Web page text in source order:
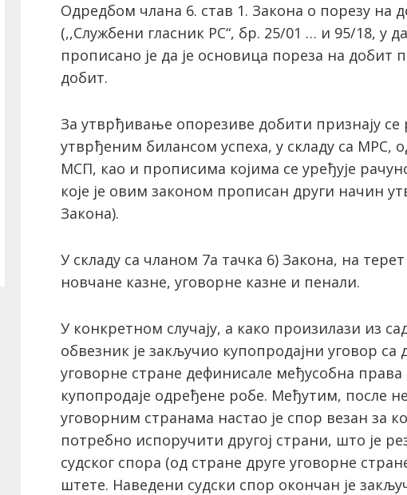
Одредбом члана 6. став 1. Закона о порезу на
(,,Службени гласник РС“, бр. 25/01 … и 95/18, у
прописано је да је основица пореза на добит
добит.
За утврђивање опорезиве добити признају се
утврђеним билансом успеха, у складу са
МСП, као и прописима којима се уређује
које је овим законом прописан други начин
Закона).
У складу са чланом 7а тачка 6) Закона, на
новчане казне, уговорне казне и пенали.
У конкретном случају, а како произилази из
обвезник је закључио купопродајни уговор
уговорне стране дефинисале међусобна
купопродаје одређене робе. Међутим, после
уговорним странама настао је спор везан за
потребно испоручити другој страни, што је
судског спора (од стране друге уговорне
штете. Наведени судски спор окончан је